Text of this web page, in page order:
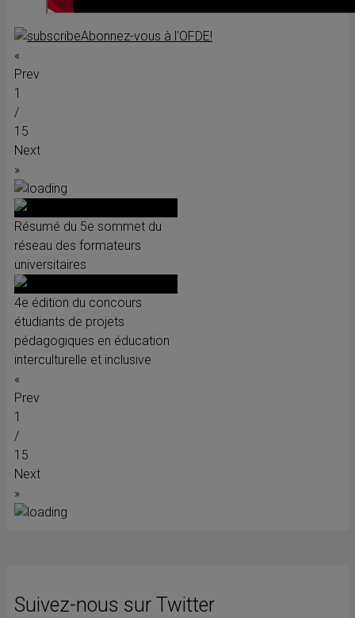
Abonnez-vous à l'OFDE!
«
Prev
1
/
15
Next
»
Résumé du 5e sommet du
réseau des formateurs
universitaires
4e édition du concours
étudiants de projets
pédagogiques en éducation
interculturelle et inclusive
«
Prev
1
/
15
Next
»
Suivez-nous sur Twitter